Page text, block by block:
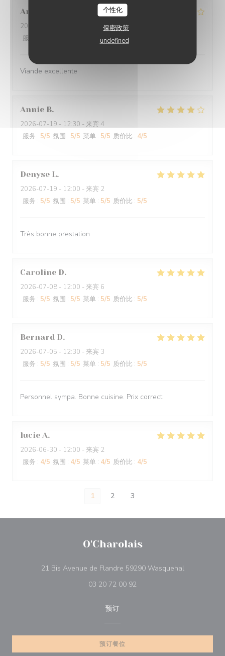
个性化
保密政策
undefined
Anne-Marie
2026-07-25
- 12:30 - 来宾 3
服务
4/5 质价比
Viande excellente
Annie B
2026-07-19 - 12:30 - 来宾 4
服务 : 5/5 氛围 : 5/5 菜单 : 5/5 质价比 : 4/5
Denyse L
2026-07-19 - 12:00 - 来宾 2
服务 : 5/5 氛围 : 5/5 菜单 : 5/5 质价比 : 5/5
Très bonne prestation
Caroline D
2026-07-08 - 12:00 - 来宾 6
服务 : 5/5 氛围 : 5/5 菜单 : 5/5 质价比 : 5/5
Bernard D
2026-07-05 - 12:30 - 来宾 3
服务 : 5/5 氛围 : 5/5 菜单 : 5/5 质价比 : 5/5
Personnel sympa. Bonne cuisine. Prix correct.
lucie A
2026-06-30 - 12:00 - 来宾 2
服务 : 4/5 氛围 : 4/5 菜单 : 4/5 质价比 : 4/5
1 2 3
O'Charolais
21 Bis Avenue de Flandre 59290 Wasquehal((在新窗口中
03 20 72 00 92
预订
预订餐位